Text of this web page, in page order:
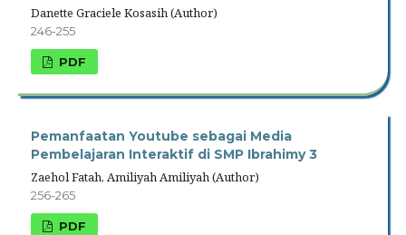
Danette Graciele Kosasih (Author)
246-255
PDF
Pemanfaatan Youtube sebagai Media
Pembelajaran Interaktif di SMP Ibrahimy 3
Zaehol Fatah, Amiliyah Amiliyah (Author)
256-265
PDF